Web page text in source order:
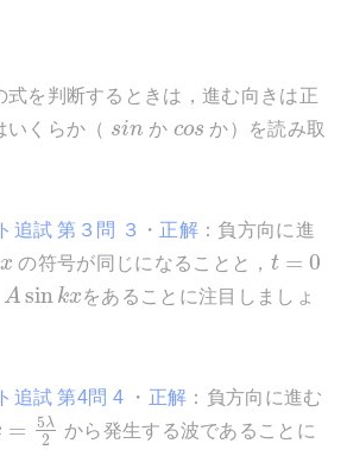
を判断するときは，進む向きは正
いくらか（ sin か cos か）を読み取
追試 第３問 ３ ・ 正解 ：負方向に進
x の符号が同じになることと， t = 0
A sin kxをあることに注目しましょ
追試 第4問 4 ・ 正解 ：負方向に進む
= 5λ
2
から発生する波であることに